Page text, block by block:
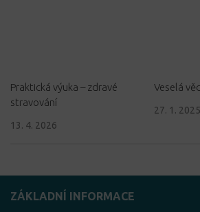
Praktická výuka – zdravé
stravování
13. 4. 2026
Veselá
27. 1. 2025
ZÁKLADNÍ INFORMACE